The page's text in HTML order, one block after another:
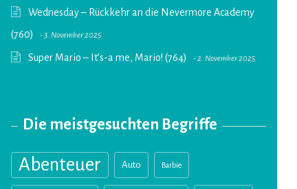
Wednesday – Rückkehr an die Nevermore Academy
(760)
3. November 2025
Super Mario – It’s-a me, Mario! (764) 2. November 2025
Die meistgesuchten Begriffe
Abenteuer Auto Barbie